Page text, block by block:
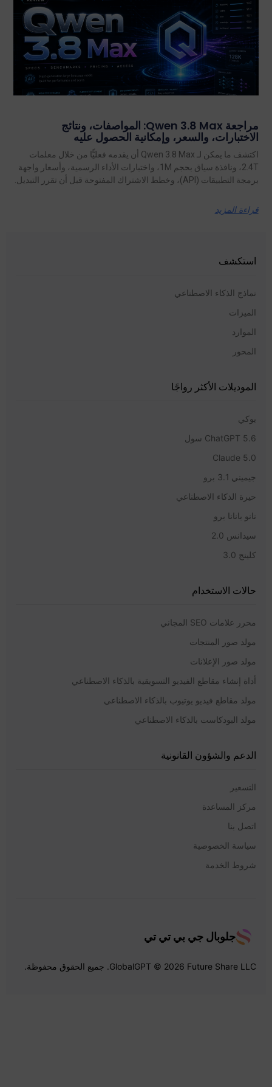
مراجعة Qwen 3.8 Max: المواصفات، ونتائج
الاختبارات، والسعر، وإمكانية الحصول عليه
اكتشف ما يمكن لـ Qwen 3.8 Max أن يقدمه فعليًّا من خلال معلمات
2.4T، ونافذة سياق بحجم 1M، واختبارات الأداء الرسمية، وأسعار واجهة
برمجة التطبيقات (API)، وخطط الاشتراك المفتوحة قبل أن تقرر التبديل.
قراءة المزيد
استكشف
نماذج الذكاء الاصطناعي
الميزات
الموارد
المحور
الموديلات الأكثر رواجًا
يوكي
ChatGPT 5.6 سول
Claude 5.0
جيميني 3.1 برو
حيرة الذكاء الاصطناعي
نانو بانانا برو
سيدانس 2.0
كلينج 3.0
حالات الاستخدام
محرر علامات SEO المجاني
مولد صور المنتجات
مولد صور الإعلانات
أداة إنشاء مقاطع الفيديو التسويقية بالذكاء الاصطناعي
مولد مقاطع فيديو يوتيوب بالذكاء الاصطناعي
مولد البودكاست بالذكاء الاصطناعي
الدعم والشؤون القانونية
التسعير
مركز المساعدة
اتصل بنا
سياسة الخصوصية
شروط الخدمة
جلوبال جي بي تي تي
GlobalGPT © 2026 Future Share LLC. جميع الحقوق محفوظة.